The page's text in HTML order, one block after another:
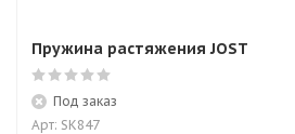
Пружина растяжения JOST
Под заказ
Арт: SK847